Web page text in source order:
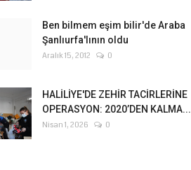
Ben bilmem eşim bilir'de Araba
Şanlıurfa'lının oldu
Aralık 15, 2012 0
HALİLİYE'DE ZEHİR TACİRLERİNE
OPERASYON: 2020’DEN KALMA...
Nisan 1, 2026 0